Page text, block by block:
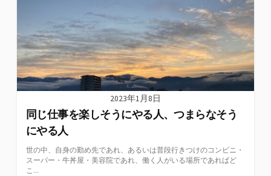
2023年1月8日
同じ仕事を楽しそうにやる人、つまらなそう
にやる人
世の中、自身の勤め先であれ、あるいは普段行きつけのコンビニ・
スーパー・牛丼屋・美容院であれ、働く人がいる場所であればど
こ...